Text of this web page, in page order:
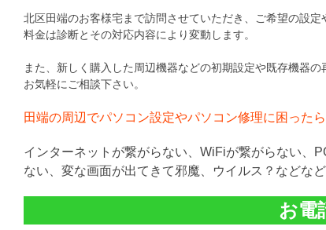
北区田端のお客様宅まで訪問させていただき、ご希望の設定
料金は診断とその対応内容により変動します。
また、新しく購入した周辺機器などの初期設定や既存機器
お気軽にご相談下さい。
田端の周辺でパソコン設定やパソコン修理に困った
インターネットが繋がらない、WiFiが繋がらない、
ない、変な画面が出てきて邪魔、ウイルス？などな
お電